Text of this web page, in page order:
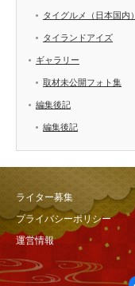
タイグルメ（日本国内）
タイランドアイズ
ギャラリー
取材未公開フォト集
編集後記
編集後記
ライター募集
プライバシーポリシー
運営情報